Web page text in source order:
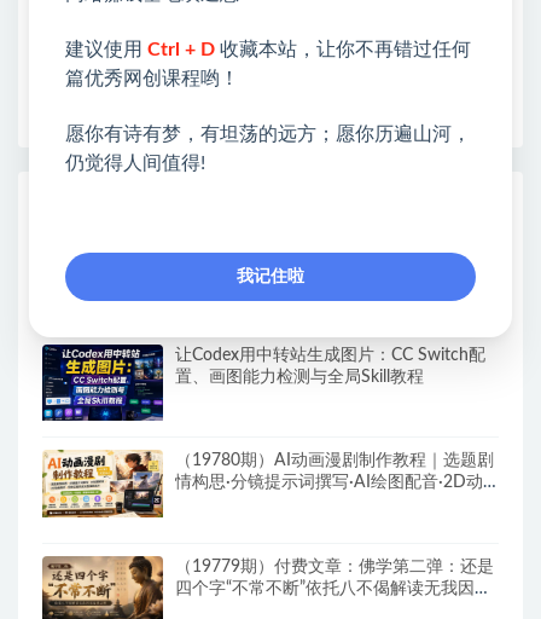
❤本站为众多团队提供了重要价值，也为众多创业者
开启网络之门，广受好评！
❤如果您也依存于互联网，欢迎加入本站会员，将尽
AI童装爆款带货实战课，一节课教会你实现
童装变现，零基础也能落地实操
让Codex用中转站生成图片：CC Switch配
置、画图能力检测与全局Skill教程
（19780期）AI动画漫剧制作教程｜选题剧
情构思·分镜提示词撰写·AI绘图配音·2D动
（19779期）付费文章：佛学第二弹：还是
四个字“不常不断”依托八不偈解读无我因果
建议使用 Ctrl + D 收藏本站，让你不再错过任何
篇优秀网创课程哟！
愿你有诗有梦，有坦荡的远方；愿你历遍山河，
仍觉得人间值得!
我记住啦